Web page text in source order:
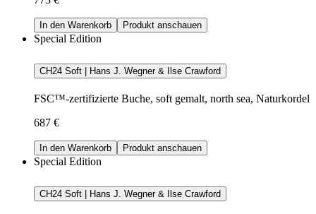
In den Warenkorb Produkt anschauen
Special Edition
CH24 Soft | Hans J. Wegner & Ilse Crawford
FSC™-zertifizierte Buche, soft gemalt, north sea, Naturkordel
687 €
In den Warenkorb Produkt anschauen
Special Edition
CH24 Soft | Hans J. Wegner & Ilse Crawford